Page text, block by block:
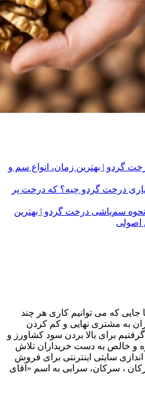
گردو | بهترین زمان، انواع سم و
درخت گردو چیه؟ که درخت پر
نحوه سم‌پاشی درخت گردو | بهترین
اصولی
که می توانیم کاری هر چند
به مشتری نهایی و کم کردن
برای بالا بردن سود کشاورز و
و خالص به دست خریداران تلاش
سایتی اینترنتی برای فروش
، سرکان، سرابی به اسم «آقای